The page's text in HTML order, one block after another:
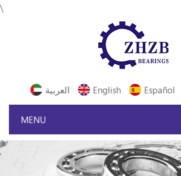
\
العربية English Español